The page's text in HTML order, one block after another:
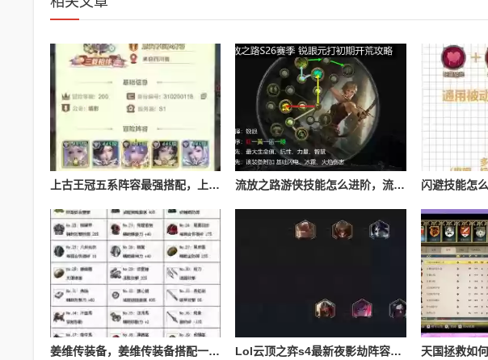
上古王冠五系阵容最强搭配，上古王冠五星排行 流放之路游侠技能怎么进阶，流放之路游侠技能怎么进阶的
姜维传装备，姜维传装备搭配一览表最新 Lol云顶之弈s4最新夜影劫阵容搭配，云顶之奕夜影劫阵容